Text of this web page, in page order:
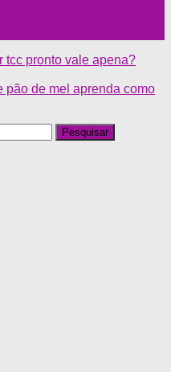
tcc pronto vale apena?
pão de mel aprenda como